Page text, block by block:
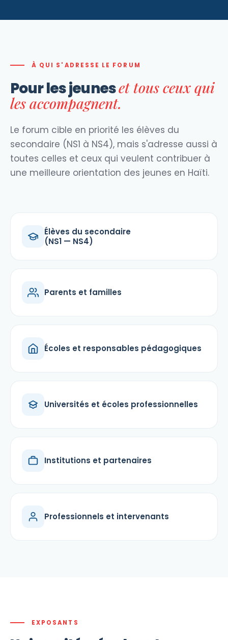
À QUI S'ADRESSE LE FORUM
Pour les jeuneset tous ceux qui
les accompagnent.
Le forum cible en priorité les élèves du
secondaire (NS1 à NS4), mais s'adresse aussi à
toutes celles et ceux qui veulent contribuer à
une meilleure orientation des jeunes en Haïti.
Élèves du secondaire
(NS1 — NS4)
Parents et familles
Écoles et responsables pédagogiques
Universités et écoles professionnelles
Institutions et partenaires
Professionnels et intervenants
EXPOSANTS